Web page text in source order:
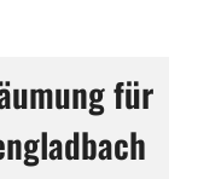
für